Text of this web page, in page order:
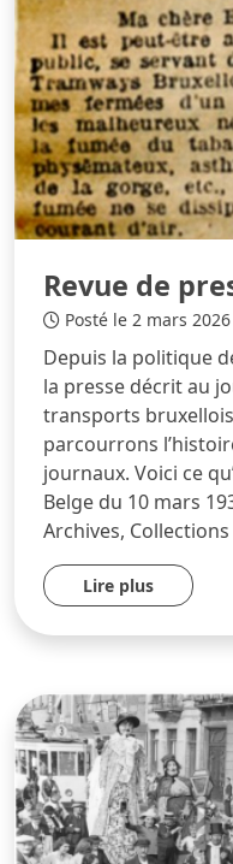
Revue de
Posté le 2 mars 2026
Depuis la politique
la presse décrit au
transports
parcourrons
journaux. Voici ce
Belge du 10 mars
Archives,
Lire plus